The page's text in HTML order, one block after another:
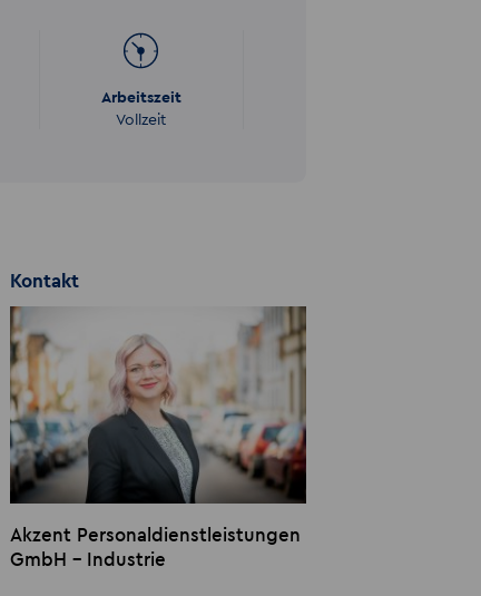
Arbeitszeit
Vollzeit
Kontakt
Akzent Personaldienstleistungen
GmbH - Industrie